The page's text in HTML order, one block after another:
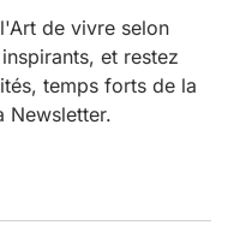
de vivre selon
et restez
temps forts de la
Newsletter.